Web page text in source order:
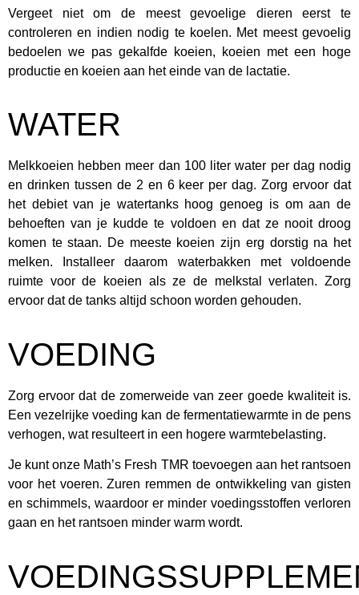
Vergeet niet om de meest gevoelige dieren eerst te
controleren en indien nodig te koelen. Met meest gevoelig
bedoelen we pas gekalfde koeien, koeien met een hoge
productie en koeien aan het einde van de lactatie.
WATER
Melkkoeien hebben meer dan 100 liter water per dag nodig
en drinken tussen de 2 en 6 keer per dag. Zorg ervoor dat
het debiet van je watertanks hoog genoeg is om aan de
behoeften van je kudde te voldoen en dat ze nooit droog
komen te staan. De meeste koeien zijn erg dorstig na het
melken. Installeer daarom waterbakken met voldoende
ruimte voor de koeien als ze de melkstal verlaten. Zorg
ervoor dat de tanks altijd schoon worden gehouden.
VOEDING
Zorg ervoor dat de zomerweide van zeer goede kwaliteit is.
Een vezelrijke voeding kan de fermentatiewarmte in de pens
verhogen, wat resulteert in een hogere warmtebelasting.
Je kunt onze Math’s Fresh TMR toevoegen aan het rantsoen
voor het voeren. Zuren remmen de ontwikkeling van gisten
en schimmels, waardoor er minder voedingsstoffen verloren
gaan en het rantsoen minder warm wordt.